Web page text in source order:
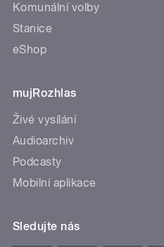
Komunální volby
Stanice
eShop
mujRozhlas
Živé vysílání
Audioarchiv
Podcasty
Mobilní aplikace
Sledujte nás